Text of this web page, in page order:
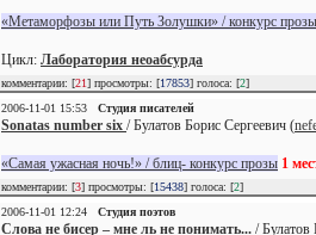
«Метаморфозы или Путь Золушки» / конкурс прозы
Цикл: Лаборатория неоабсурда
комментарии: [21] просмотры: [17853] голоса: [2]
2006-11-01 15:53
Студия писателей
Sonatas number six / Булатов Борис Сергеевич (
«Самая ужасная ночь!» / блиц- конкурс прозы 1
комментарии: [3] просмотры: [15438] голоса: [2]
2006-11-01 12:24
Студия поэтов
Слова не бисер – мне ль не понимать... / Булатов